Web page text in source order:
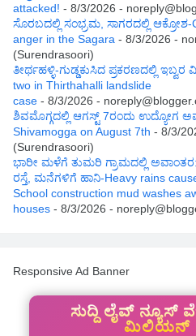
attacked! - 8/3/2026 -
ಸೊರಬದಲ್ಲಿ ಸಂಭ್ರಮ, ಸಾಗರದಲ್ಲಿ ಆಕ್ರೋಶ-
anger in the Sagara - 8/3/2026 -
(Surendrasoori)
ತೀರ್ಥಹಳ್ಳಿ-ಗುಡ್ಡಕುಸಿದ ಪ್ರಕರಣದಲ್ಲಿ
two in Thirthahalli landslide
case - 8/3/2026 -
ಶಿವಮೊಗ್ಗದಲ್ಲಿ ಆಗಸ್ಟ್ 7ರಂದು ಉದ್ಯೋಗ
Shivamogga on August 7th - 8/3/
(Surendrasoori)
ಭಾರೀ ಮಳೆಗೆ ತುಮರಿ ಗ್ರಾಮದಲ್ಲಿ
ರಸ್ತೆ, ಮನೆಗಳಿಗೆ ಹಾನಿ-Heavy rains
School construction mud washes
houses - 8/3/2026 -
Responsive Ad Banner
ಸುದ್ದಿ ಲೈವ್
ಮಿಲಿಯನ್